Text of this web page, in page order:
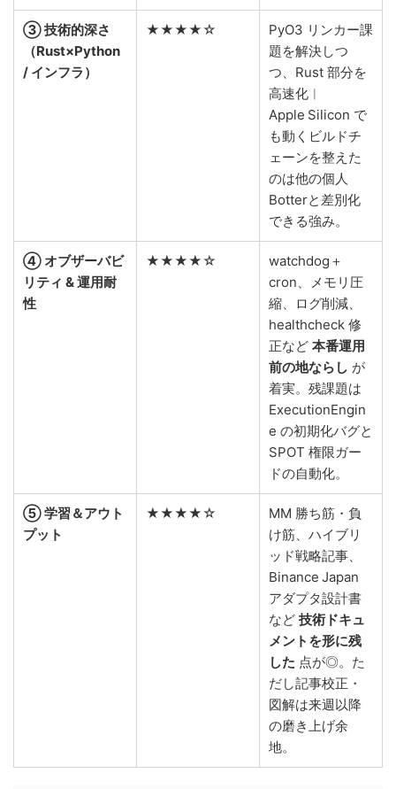
③ 技術的深さ
（Rust×Python
/ インフラ）
★★★★☆
PyO3 リンカー課
題を解決しつ
つ、Rust 部分を
高速化︱
Apple Silicon で
も動くビルドチ
ェーンを整えた
のは他の個人
Botterと差別化
できる強み。
④ オブザーバビ
リティ & 運用耐
性
★★★★☆
watchdog＋
cron、メモリ圧
縮、ログ削減、
healthcheck 修
正など 本番運用
前の地ならし が
着実。残課題は
ExecutionEngin
e の初期化バグと
SPOT 権限ガー
ドの自動化。
⑤ 学習＆アウト
プット
★★★★☆
MM 勝ち筋・負
け筋、ハイブリ
ッド戦略記事、
Binance Japan
アダプタ設計書
など 技術ドキュ
メントを形に残
した 点が◎。た
だし記事校正・
図解は来週以降
の磨き上げ余
地。